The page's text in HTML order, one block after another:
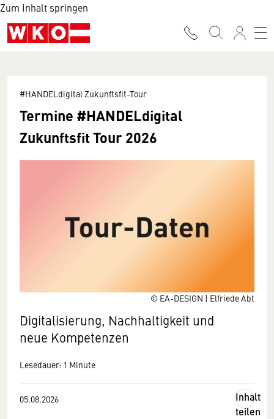
Zum Inhalt springen
© EA-DESIGN | Elfriede Abt
#HANDELdigital Zukunftsfit-Tour
Termine #HANDELdigital
Zukunftsfit Tour 2026
Digitalisierung, Nachhaltigkeit und
neue Kompetenzen
Lesedauer: 1 Minute
05.08.2026
Inhalt
teilen